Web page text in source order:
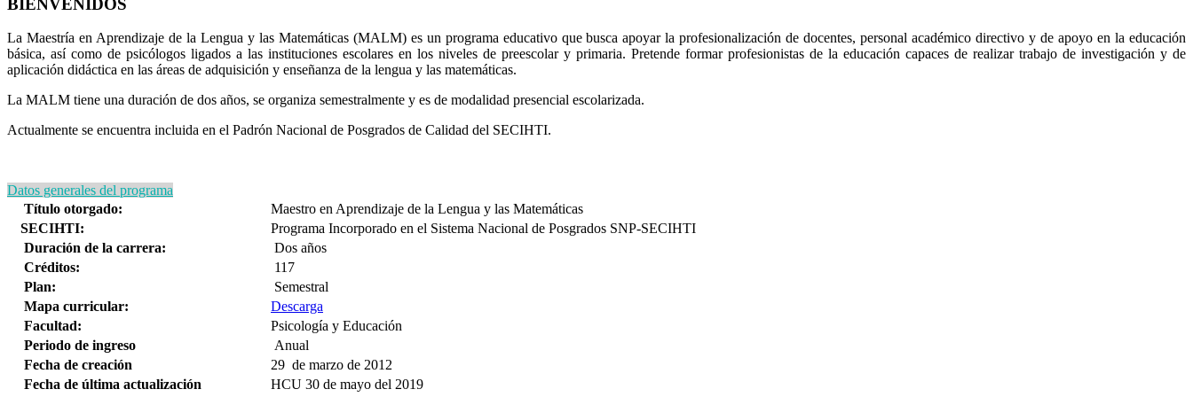
La Maestría en Aprendizaje de la Lengua y las Matemáticas (MALM) es un programa educativo que busca apoyar la profesionalización de docentes, personal académico directivo y de apoyo en la educación
básica, así como de psicólogos ligados a las instituciones escolares en los niveles de preescolar y primaria. Pretende formar profesionistas de la educación capaces de realizar trabajo de investigación y de
aplicación didáctica en las áreas de adquisición y enseñanza de la lengua y las matemáticas.
La MALM tiene una duración de dos años, se organiza semestralmente y es de modalidad presencial escolarizada.
Actualmente se encuentra incluida en el Padrón Nacional de Posgrados de Calidad del SECIHTI.
Datos generales del programa
Título otorgado:
Maestro en Aprendizaje de la Lengua y las Matemáticas
SECIHTI:
Programa Incorporado en el Sistema Nacional de Posgrados SNP-SECIHTI
Duración de la carrera:
Dos años
Créditos:
117
Plan:
Semestral
Mapa curricular:
Descarga
Facultad:
Psicología y Educación
Periodo de ingreso
Anual
Fecha de creación
29 de marzo de 2012
Fecha de última actualización
HCU 30 de mayo del 2019